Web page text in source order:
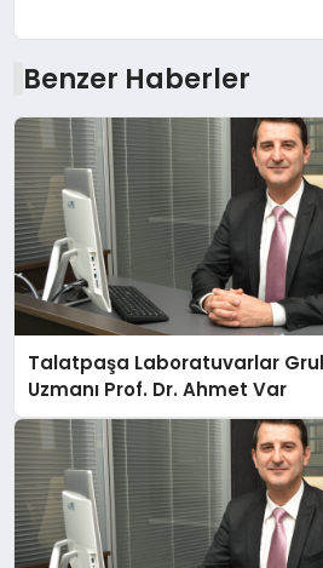
Benzer Haberler
Talatpaşa Laboratuvarlar
Uzmanı Prof. Dr. Ahmet Var